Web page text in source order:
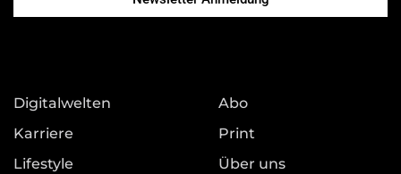
Digitalwelten
Karriere
Lifestyle
Abo
Print
Über uns